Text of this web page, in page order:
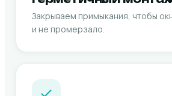
Закрываем примыкания, чтобы
и не промерзало.